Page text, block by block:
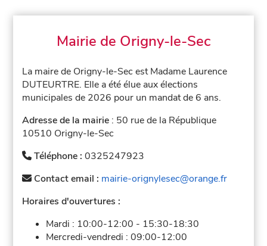
Mairie de Origny-le-Sec
La maire de Origny-le-Sec est Madame Laurence
DUTEURTRE. Elle a été élue aux élections
municipales de 2026 pour un mandat de 6 ans.
Adresse de la mairie : 50 rue de la République
10510 Origny-le-Sec
Téléphone :0325247923
Contact email : mairie-orignylesec@orange.fr
Horaires d'ouvertures :
Mardi : 10:00-12:00 - 15:30-18:30
Mercredi-vendredi :09:00-12:00